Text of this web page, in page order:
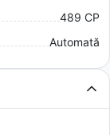
489 CP
Automată